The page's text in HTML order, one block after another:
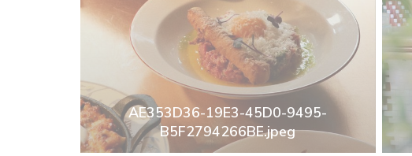
AE353D36-19E3-45D0-9495-
B5F2794266BE.jpeg